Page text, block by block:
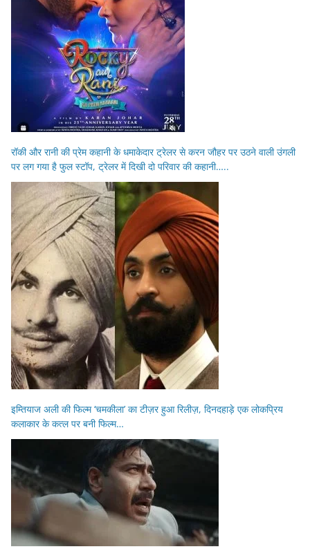
रॉकी और रानी की प्रेम कहानी के धमाकेदार ट्रेलर से करन जौहर पर उठने वाली उंगली
पर लग गया है फुल स्टॉप, ट्रेलर में दिखी दो परिवार की कहानी…..
इम्तियाज अली की फिल्म ‘चमकीला’ का टीज़र हुआ रिलीज़, दिनदहाड़े एक लोकप्रिय
कलाकार के कत्ल पर बनी फिल्म…